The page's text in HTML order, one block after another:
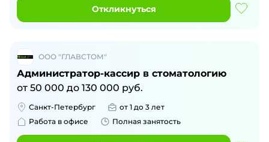
Откликнуться
ООО "ГЛАВСТОМ"
Администратор-кассир в стоматологию
от 50 000 до 130 000 руб.
Санкт-Петербург
от 1 до 3 лет
Работа в офисе
Полная занятость